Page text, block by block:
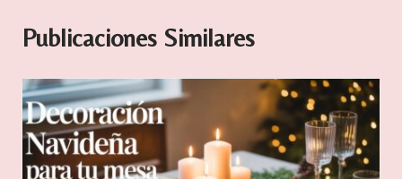
Publicaciones Similares